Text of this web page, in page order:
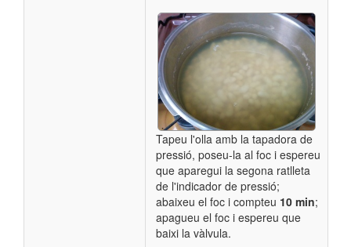
Tapeu l'olla amb la tapadora de
pressió, poseu-la al foc i espereu
que aparegui la segona ratlleta
de l'indicador de pressió;
abaixeu el foc i compteu 10 min;
apagueu el foc i espereu que
baixi la vàlvula.